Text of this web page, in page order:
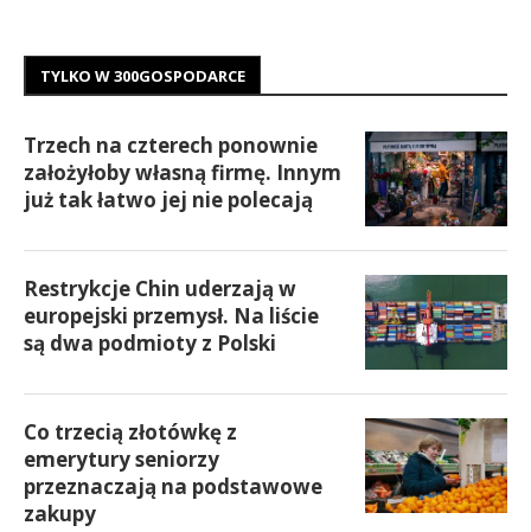
TYLKO W 300GOSPODARCE
Trzech na czterech ponownie
założyłoby własną firmę. Innym
już tak łatwo jej nie polecają
Restrykcje Chin uderzają w
europejski przemysł. Na liście
są dwa podmioty z Polski
Co trzecią złotówkę z
emerytury seniorzy
przeznaczają na podstawowe
zakupy